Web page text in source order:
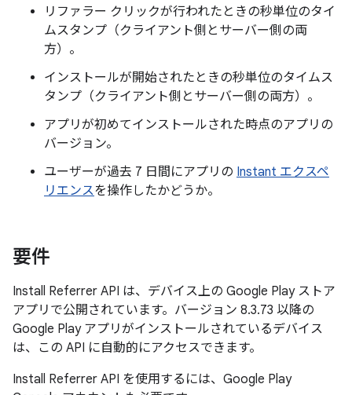
リファラー クリックが行われたときの秒単位のタイ
ムスタンプ（クライアント側とサーバー側の両
方）。
インストールが開始されたときの秒単位のタイムス
タンプ（クライアント側とサーバー側の両方）。
アプリが初めてインストールされた時点のアプリの
バージョン。
ユーザーが過去 7 日間にアプリの Instant エクスペ
リエンスを操作したかどうか。
要件
Install Referrer API は、デバイス上の Google Play ストア
アプリで公開されています。バージョン 8.3.73 以降の
Google Play アプリがインストールされているデバイス
は、この API に自動的にアクセスできます。
Install Referrer API を使用するには、Google Play